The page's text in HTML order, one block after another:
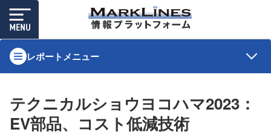
レポートメニュー
テクニカルショウヨコハマ2023：
EV部品、コスト低減技術